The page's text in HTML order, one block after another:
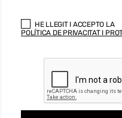
HE LLEGIT I ACCEPTO LA
POLÍTICA DE PRIVACITAT I